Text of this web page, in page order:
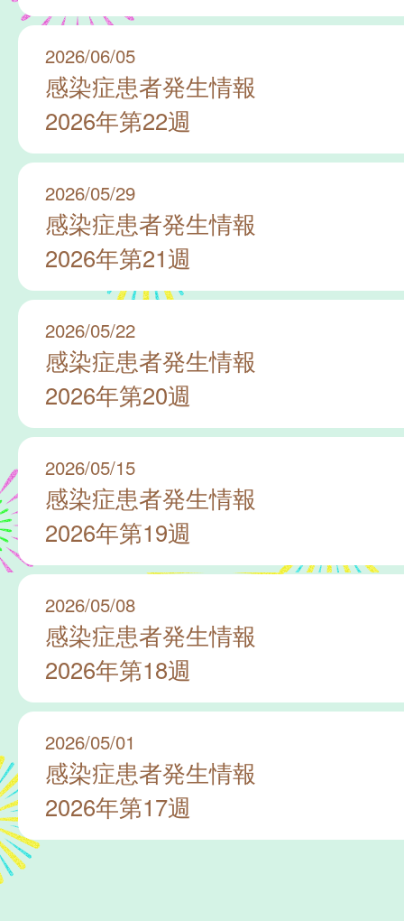
2026/06/05
感染症患者発生情報
2026年第22週
2026/05/29
感染症患者発生情報
2026年第21週
2026/05/22
感染症患者発生情報
2026年第20週
2026/05/15
感染症患者発生情報
2026年第19週
2026/05/08
感染症患者発生情報
2026年第18週
2026/05/01
感染症患者発生情報
2026年第17週